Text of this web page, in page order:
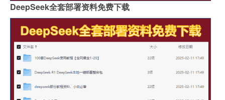
DeepSeek全套部署资料免费下载